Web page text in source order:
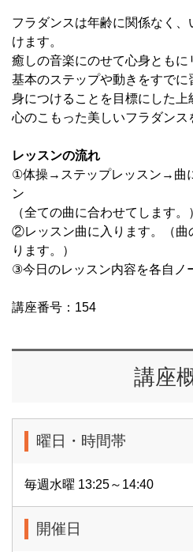
フラダンスは年齢に関係なく
けます。
癒しの音楽にのせて心身ともに
基本のステップや動きをすで
身につけることを目標にした上
心のこもった美しいフラダンス
レッスンの流れ
①体操→ステップレッスン→曲
ン
（全ての曲に合わせてします。
②レッスン曲に入ります。（曲
ります。）
③今日のレッスン内容を各自ノ
講座番号：154
講座
曜日・時間帯
毎週水曜 13:25～14:40
開催日